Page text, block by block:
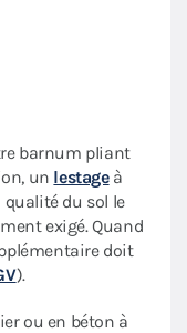
barnum pliant
un lestageà
du sol le
exigé. Quand
doit
).
ou en béton à